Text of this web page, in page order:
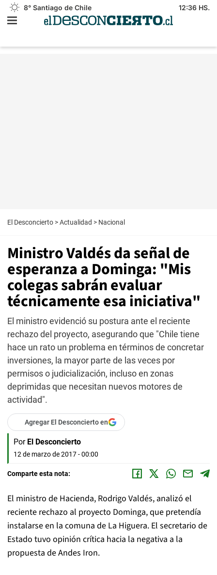
8° Santiago de Chile 12:36 HS.
El Desconcierto >Actualidad > Nacional
Ministro Valdés da señal de
esperanza a Dominga: "Mis
colegas sabrán evaluar
técnicamente esa iniciativa"
El ministro evidenció su postura ante el reciente
rechazo del proyecto, asegurando que "Chile tiene
hace un rato un problema en términos de concretar
inversiones, la mayor parte de las veces por
permisos o judicialización, incluso en zonas
deprimidas que necesitan nuevos motores de
actividad".
Agregar El Desconcierto en
Por El Desconcierto
12 de marzo de 2017 - 00:00
Comparte esta nota:
El ministro de Hacienda, Rodrigo Valdés, analizó el
reciente rechazo al proyecto Dominga, que pretendía
instalarse en la comuna de La Higuera. El secretario de
Estado tuvo opinión crítica hacia la negativa a la
propuesta de Andes Iron.